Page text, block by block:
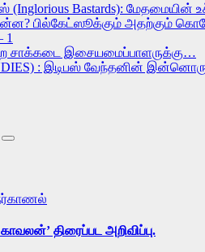
Bastards): மேதமையின்
பில்கேட்ஸூக்கும் அதற்கும்
1
சாக்கடை இசையமைப்பாளருக்கு…
: இடிபஸ் வேந்தனின்
திரைப்பட அறிவிப்பு.